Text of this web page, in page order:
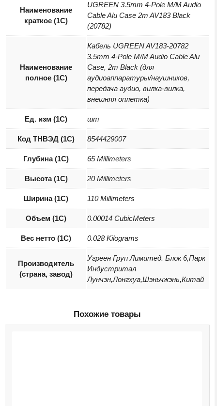
Наименование
краткое (1C)
UGREEN 3.5mm 4-Pole M/M Audio
Cable Alu Case 2m AV183 Black
(20782)
Наименование
полное (1С)
Кабель UGREEN AV183-20782
3.5mm 4-Pole M/M Audio Cable Alu
Case, 2m Black (для
аудиоаппаратуры/наушников,
передача аудио, вилка-вилка,
внешняя оплетка)
Ед. изм (1С) шт
Код ТНВЭД (1С) 8544429007
Глубина (1С) 65 Millimeters
Высота (1С) 20 Millimeters
Ширина (1С) 110 Millimeters
Объем (1С) 0.00014 CubicMeters
Вес нетто (1С) 0.028 Kilograms
Производитель
(страна, завод)
Угреен Груп Лимитед. Блок 6,Парк
Индустритал
Лунчэн,Лонгхуа,Шэньчжэнь,Китай
Похожие товары